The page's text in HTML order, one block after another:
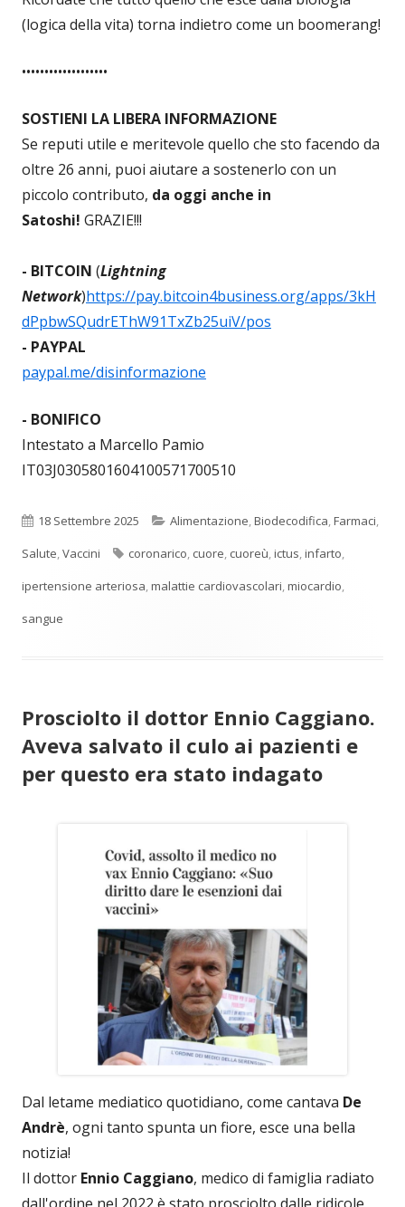
(logica della vita) torna indietro come un boomerang!
•••••••••••••••••••
SOSTIENI LA LIBERA INFORMAZIONE
Se reputi utile e meritevole quello che sto facendo da
oltre 26 anni, puoi aiutare a sostenerlo con un
piccolo contributo, da oggi anche in
Satoshi! GRAZIE!!!
- BITCOIN (Lightning
Network)https://pay.bitcoin4business.org/apps/3kH
dPpbwSQudrEThW91TxZb25uiV/pos
- PAYPAL
paypal.me/disinformazione
- BONIFICO
Intestato a Marcello Pamio
IT03J0305801604100571700510
Pubblicato
18 Settembre 2025 Categorie
Alimentazione,Biodecodifica,Farmaci,
Salute,Vaccini Tag
coronarico, cuore, cuoreù,ictus,infarto,
ipertensione arteriosa,malattie cardiovascolari,miocardio,
sangue
Prosciolto il dottor Ennio Caggiano.
Aveva salvato il culo ai pazienti e
per questo era stato indagato
Dal letame mediatico quotidiano, come cantava De
Andrè, ogni tanto spunta un fiore, esce una bella
notizia!
Il dottor Ennio Caggiano, medico di famiglia radiato